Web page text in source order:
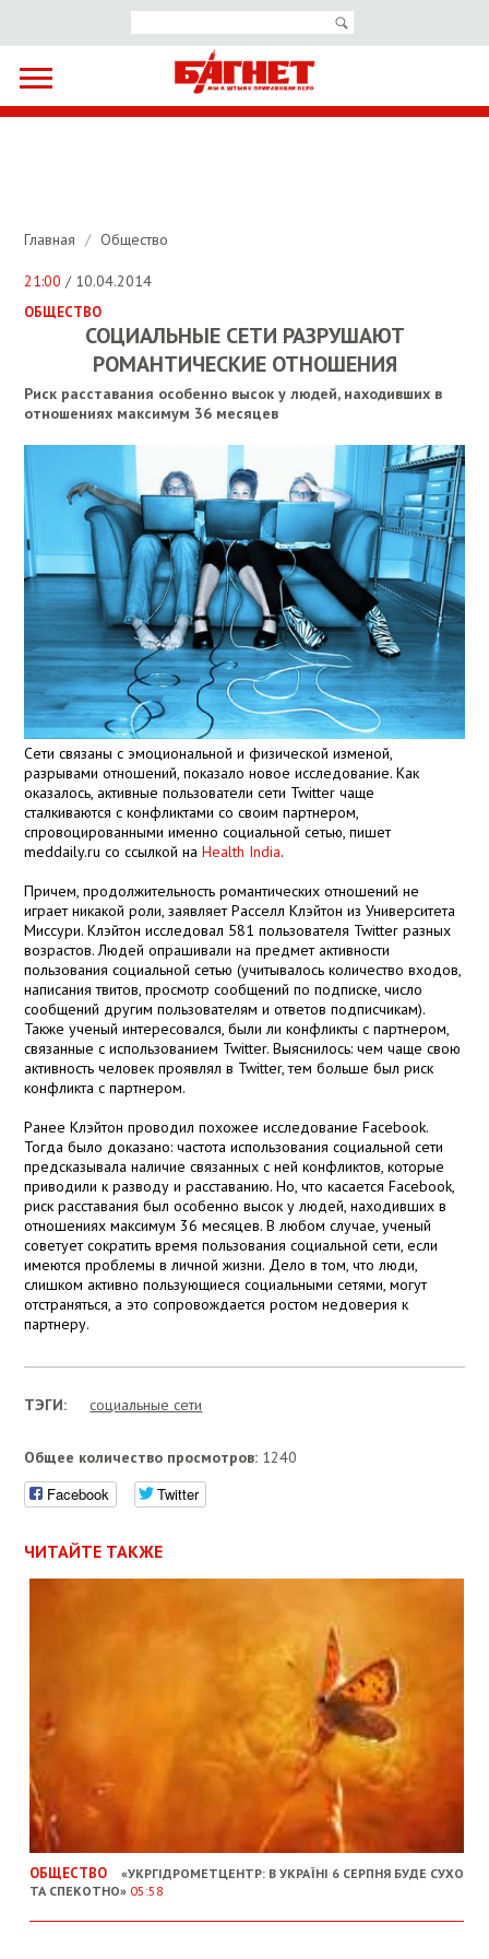
Главная / Общество
21:00 / 10.04.2014
ОБЩЕСТВО
СОЦИАЛЬНЫЕ СЕТИ РАЗРУШАЮТ
РОМАНТИЧЕСКИЕ ОТНОШЕНИЯ
Риск расставания особенно высок у людей, находивших в
отношениях максимум 36 месяцев
Сети связаны с эмоциональной и физической изменой,
разрывами отношений, показало новое исследование. Как
оказалось, активные пользователи сети Twitter чаще
сталкиваются с конфликтами со своим партнером,
спровоцированными именно социальной сетью, пишет
meddaily.ru со ссылкой наHealth India.
Причем, продолжительность романтических отношений не
играет никакой роли, заявляет Расселл Клэйтон из Университета
Миссури. Клэйтон исследовал 581 пользователя Twitter разных
возрастов. Людей опрашивали на предмет активности
пользования социальной сетью (учитывалось количество входов,
написания твитов, просмотр сообщений по подписке, число
сообщений другим пользователям и ответов подписчикам).
Также ученый интересовался, были ли конфликты с партнером,
связанные с использованием Twitter. Выяснилось: чем чаще свою
активность человек проявлял в Twitter, тем больше был риск
конфликта с партнером.
Ранее Клэйтон проводил похожее исследование Facebook.
Тогда было доказано: частота использования социальной сети
предсказывала наличие связанных с ней конфликтов, которые
приводили к разводу и расставанию. Но, что касается Facebook,
риск расставания был особенно высок у людей, находивших в
отношениях максимум 36 месяцев. В любом случае, ученый
советует сократить время пользования социальной сети, если
имеются проблемы в личной жизни. Дело в том, что люди,
слишком активно пользующиеся социальными сетями, могут
отстраняться, а это сопровождается ростом недоверия к
партнеру.
ТЭГИ: социальные сети
Общее количество просмотров: 1240
Facebook Twitter
ЧИТАЙТЕ ТАКЖЕ
ОБЩЕСТВО
«УКРГІДРОМЕТЦЕНТР: В УКРАЇНІ 6 СЕРПНЯ БУДЕ СУХО
ТА СПЕКОТНО» 05:58